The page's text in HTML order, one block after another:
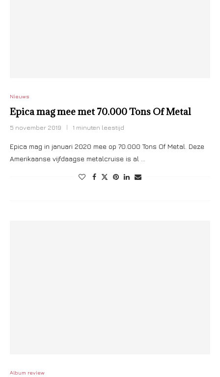
Nieuws
Epica mag mee met 70.000 Tons Of Metal
5 november 2019 1 minuten leestijd
Epica mag in januari 2020 mee op 70.000 Tons Of Metal. Deze
Amerikaanse vijfdaagse metalcruise is al …
Album review